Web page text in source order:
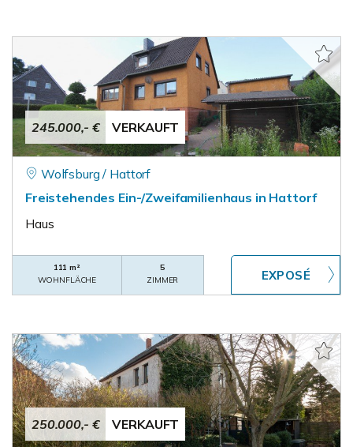
245.000,- € VERKAUFT
Wolfsburg / Hattorf
Freistehendes Ein-/Zweifamilienhaus in Hattorf
Haus
111 m²
WOHNFLÄCHE
5
ZIMMER
250.000,- € VERKAUFT